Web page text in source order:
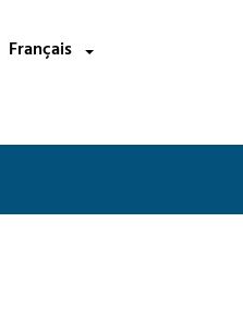
Français